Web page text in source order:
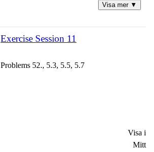
Space time block coding methods.
Space time trellis coding methods.
Visa mer ▼
Exercise Session 11
Problems 52., 5.3, 5.5, 5.7
Visa i
Mitt